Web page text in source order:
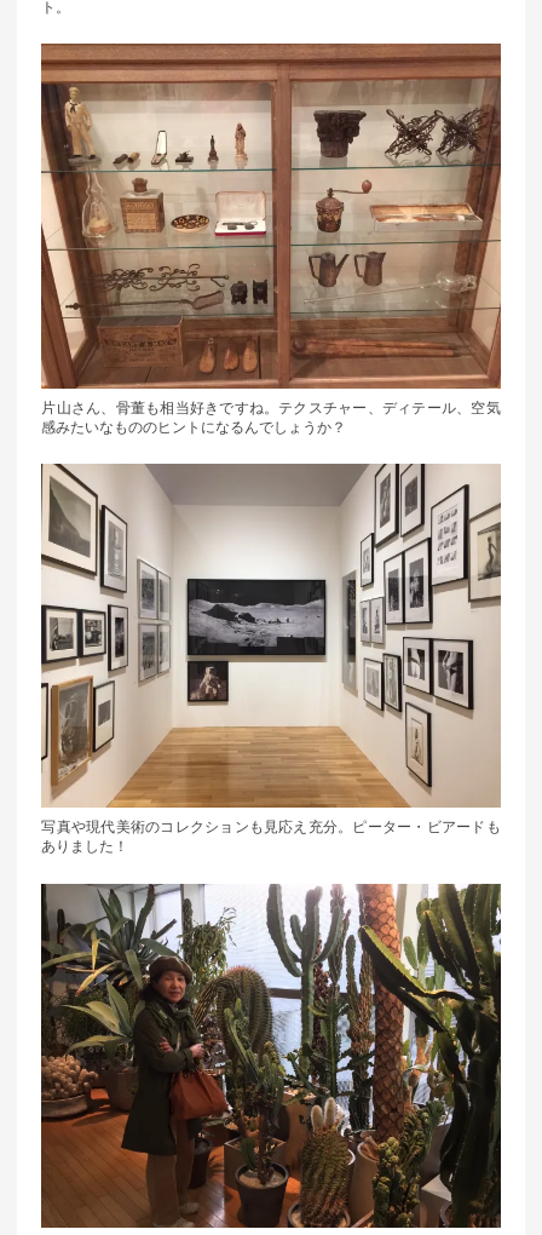
ト。
片山さん、骨董も相当好きですね。テクスチャー、ディテール、空気
感みたいなもののヒントになるんでしょうか？
写真や現代美術のコレクションも見応え充分。ピーター・ビアードも
ありました！